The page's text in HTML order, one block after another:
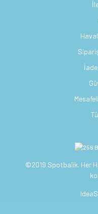
©2019 Spotbalik. Her